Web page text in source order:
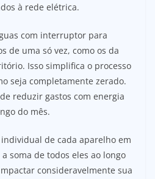
à rede elétrica.
com interruptor para
de uma só vez, como os da
Isso simplifica o processo
seja completamente zerado.
reduzir gastos com energia
do mês.
de cada aparelho em
soma de todos eles ao longo
consideravelmente sua